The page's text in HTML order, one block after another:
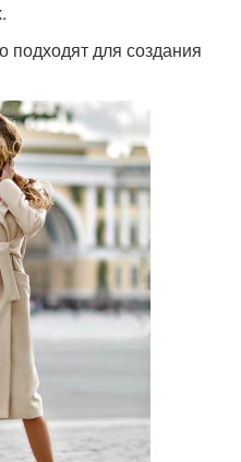
подходят для создания